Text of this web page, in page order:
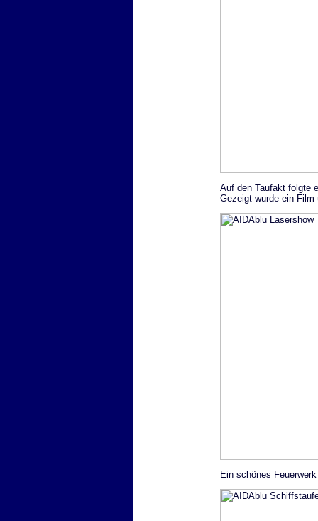
Auf den Taufakt folgte
Gezeigt wurde ein Film
Ein schönes